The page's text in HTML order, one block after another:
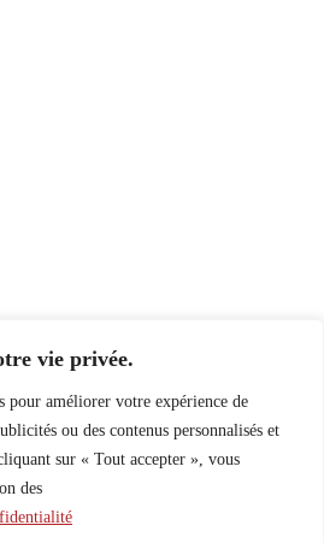
vie privée.
pour améliorer votre expérience de
ou des contenus personnalisés et
sur « Tout accepter », vous
des